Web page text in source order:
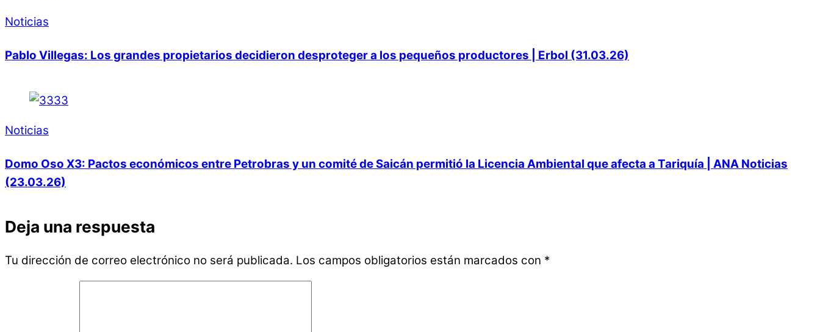
Noticias
Pablo Villegas: Los grandes propietarios decidieron desproteger a los pequeños productores | Erbol (31.03.26)
Noticias
Domo Oso X3: Pactos económicos entre Petrobras y un comité de Saicán permitió la Licencia Ambiental que afecta a Tariquía | ANA Noticias
(23.03.26)
Deja una respuesta
Tu dirección de correo electrónico no será publicada. Los campos obligatorios están marcados con *